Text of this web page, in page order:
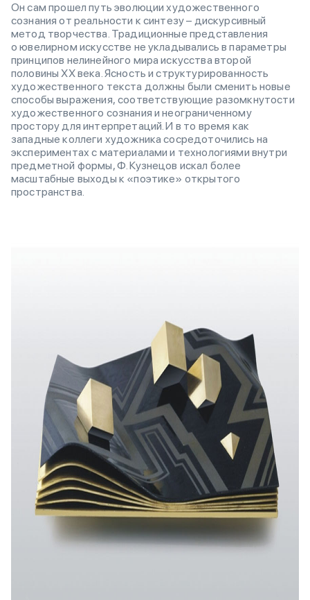
Он сам прошел путь эволюции художественного
сознания от реальности к синтезу – дискурсивный
метод творчества. Традиционные представления
о ювелирном искусстве не укладывались в параметры
принципов нелинейного мира искусства второй
половины ХХ века. Ясность и структурированность
художественного текста должны были сменить новые
способы выражения, соответствующие разомкнутости
художественного сознания и неограниченному
простору для интерпретаций. И в то время как
западные коллеги художника сосредоточились на
экспериментах с материалами и технологиями внутри
предметной формы, Ф. Кузнецов искал более
масштабные выходы к «поэтике» открытого
пространства.